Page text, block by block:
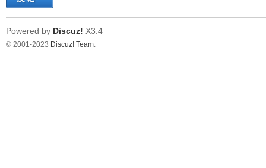
Powered by Discuz! X3.4
© 2001-2023 Discuz! Team.